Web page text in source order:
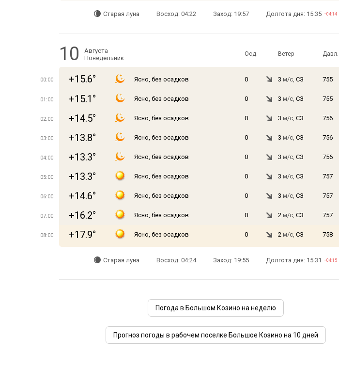
Старая луна Восход: 04:22 Заход: 19:57 Долгота дня: 15:35 −04:14
10
Августа
Понедельник
Осд. Ветер Давл.
00:00 +15.6° Ясно, без осадков 0 3 м/с, СЗ 755
01:00 +15.1° Ясно, без осадков 0 3 м/с, СЗ 755
02:00 +14.5° Ясно, без осадков 0 3 м/с, СЗ 756
03:00 +13.8° Ясно, без осадков 0 3 м/с, СЗ 756
04:00 +13.3° Ясно, без осадков 0 3 м/с, СЗ 756
05:00 +13.3° Ясно, без осадков 0 3 м/с, СЗ 757
06:00 +14.6° Ясно, без осадков 0 3 м/с, СЗ 757
07:00 +16.2° Ясно, без осадков 0 2 м/с, СЗ 757
08:00 +17.9° Ясно, без осадков 0 2 м/с, СЗ 758
Старая луна Восход: 04:24 Заход: 19:55 Долгота дня: 15:31 −04:15
Погода в Большом Козино на неделю
Прогноз погоды в рабочем поселке Большое Козино на 10 дней